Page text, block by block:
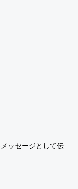
ッセージとして伝